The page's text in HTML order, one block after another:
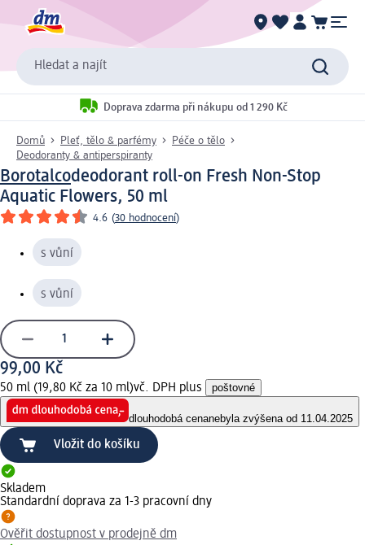
Hledat a najít
Doprava zdarma při nákupu od 1 290 Kč
Domů Pleť, tělo & parfémy
Péče o tělo
Deodoranty & antiperspiranty
Borotalcodeodorant roll-on Fresh Non-Stop
Aquatic Flowers, 50 ml
4.6 (30 hodnocení)
s vůní
s vůní
99,00 Kč
50 ml (19,80 Kč za 10 ml)vč. DPH plus poštovné
dlouhodobá cenanebyla zvýšena od 11.04.2025
Vložit do košíku
Skladem
Standardní doprava za 1-3 pracovní dny
Ověřit dostupnost v prodejně dm